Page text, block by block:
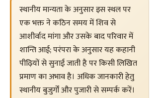
स्थानीय मान्यता के अनुसार इस स्थल पर
एक भक्त ने कठिन समय में शिव से
आशीर्वाद मांगा और उसके बाद परिवार में
शान्ति आई; परंपरा के अनुसार यह कहानी
पीढ़ियों से सुनाई जाती है पर किसी लिखित
प्रमाण का अभाव है। अधिक जानकारी हेतु
स्थानीय बुजुर्गों और पुजारी से सम्पर्क करें।